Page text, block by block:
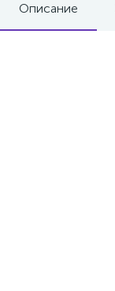
Описание